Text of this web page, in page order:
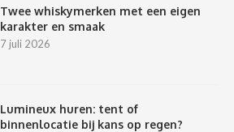
Twee whiskymerken met een eigen
karakter en smaak
7 juli 2026
Lumineux huren: tent of
binnenlocatie bij kans op regen?